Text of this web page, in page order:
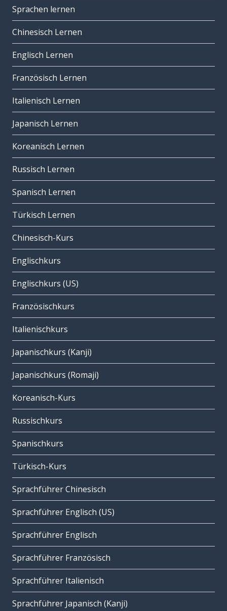
Sprachen lernen
Chinesisch Lernen
Englisch Lernen
Französisch Lernen
Italienisch Lernen
Japanisch Lernen
Koreanisch Lernen
Russisch Lernen
Spanisch Lernen
Türkisch Lernen
Chinesisch-Kurs
Englischkurs
Englischkurs (US)
Französischkurs
Italienischkurs
Japanischkurs (Kanji)
Japanischkurs (Romaji)
Koreanisch-Kurs
Russischkurs
Spanischkurs
Türkisch-Kurs
Sprachführer Chinesisch
Sprachführer Englisch (US)
Sprachführer Englisch
Sprachführer Französisch
Sprachführer Italienisch
Sprachführer Japanisch (Kanji)